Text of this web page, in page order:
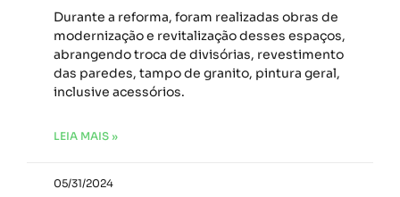
Durante a reforma, foram realizadas obras de
modernização e revitalização desses espaços,
abrangendo troca de divisórias, revestimento
das paredes, tampo de granito, pintura geral,
inclusive acessórios.
LEIA MAIS »
05/31/2024